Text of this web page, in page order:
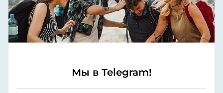
Мы в Telegram!